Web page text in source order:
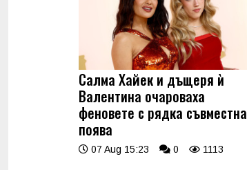
Салма Хайек и дъщеря ѝ
Валентина очароваха
феновете с рядка съвместна
поява
07 Aug 15:23 0 1113